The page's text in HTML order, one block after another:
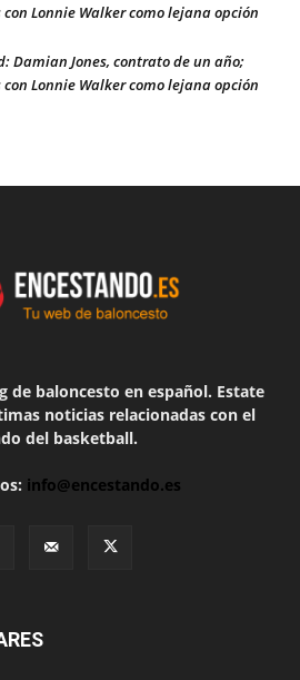
Lonnie Walker como lejana opción
Damian Jones, contrato de un año;
Lonnie Walker como lejana opción
de baloncesto en español. Estate
noticias relacionadas con el
del basketball.
info@encestando.es